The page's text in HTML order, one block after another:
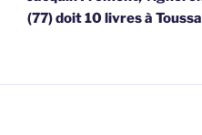
(77) doit 10 livres à